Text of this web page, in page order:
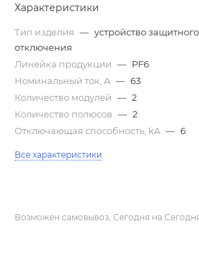
Характеристики
Тип изделия — устройство защитного
отключения
Линейка продукции — PF6
Номинальный ток, A — 63
Количество модулей — 2
Количество полюсов — 2
Отключающая способность, kA — 6
Все характеристики
Возможен самовывоз, Сегодня на